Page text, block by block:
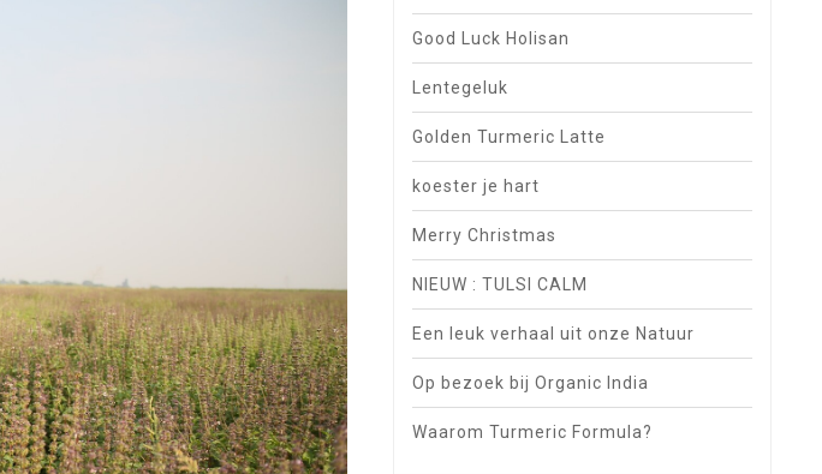
Good Luck Holisan
Lentegeluk
Golden Turmeric Latte
koester je hart
Merry Christmas
NIEUW : TULSI CALM
Een leuk verhaal uit onze Natuur
Op bezoek bij Organic India
Waarom Turmeric Formula?